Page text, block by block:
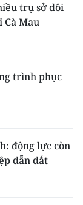
trụ sở dôi
Cà Mau
trình phục
động lực còn
dẫn dắt